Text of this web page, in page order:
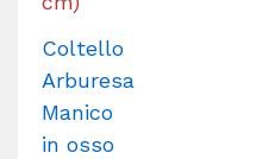
Coltello
Arburesa
Manico
in osso